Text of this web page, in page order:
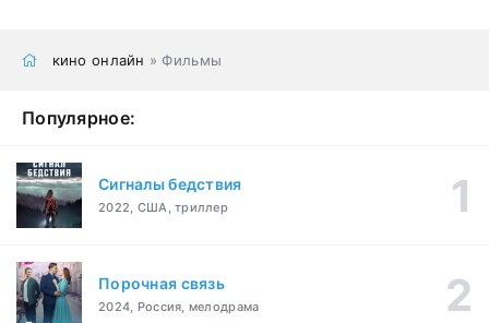
кино онлайн » Фильмы
Популярное:
Сигналы бедствия
2022, США, триллер
Порочная связь
2024, Россия, мелодрама